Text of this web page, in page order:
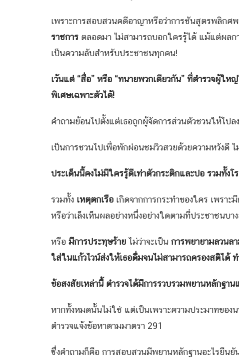
เพราะการสอบสวนคดีอาญาหรือว่าการชันสูตรพลิกศ
ราชการ ตลอดมา ไม่สามารถบอกใครรู้ได้ แม้แต่ผลก
เป็นความลับสำหรับประชาชนทุกคน!
เว้นแต่ “สื่อ” หรือ “ทนายพวกเดียวกัน” ที่ตำรวจผู้ให
พิเศษเฉพาะตัวได้!
คำถามย้อนไปตั้งแต่เธอถูกผู้จัดการส่วนตัวชวนให้ไปลง
เป็นการชวนไปเพื่อพักผ่อนชมวิวสวยด้วยความหวังดี
ประเด็นนี้คงไม่มีใครรู้ดีเท่าตัวกระติกและปอ รวมทั้งโ
รวมทั้ง เหตุตกเรือ เกิดจากการกระทำของใคร เพรา
หรือว่าเล็งเห็นผลอย่างหนึ่งอย่างใดตามที่ประชาชนบา
หรือ มีการประทุษร้าย ไม่ว่าจะเป็น การพยายามลวนล
ใส่ในแก้วไวน์ส่งให้เธอดื่มจนไม่สามารถครองสติได้
ข้อสงสัยเหล่านี้ ตำรวจได้มีการรวบรวมพยานหลักฐา
หากทั้งหมดนั้นไม่ใช่ แต่เป็นเพราะความประมาทขอ
ตำรวจแจ้งข้อหาตามมาตรา 291
ซึ่งคำถามก็คือ การสอบสวนมีพยานหลักฐานอะไรยืนยั